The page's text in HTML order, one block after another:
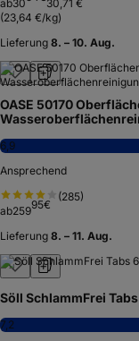
ab30
30,71 €
(23,64 €/kg)
Lieferung 8. – 10. Aug.
OASE 50170
6,9
Ansprechend
(285)
ab25995€
Lieferung 8. – 11. Aug.
Söll SchlammFrei
7,2